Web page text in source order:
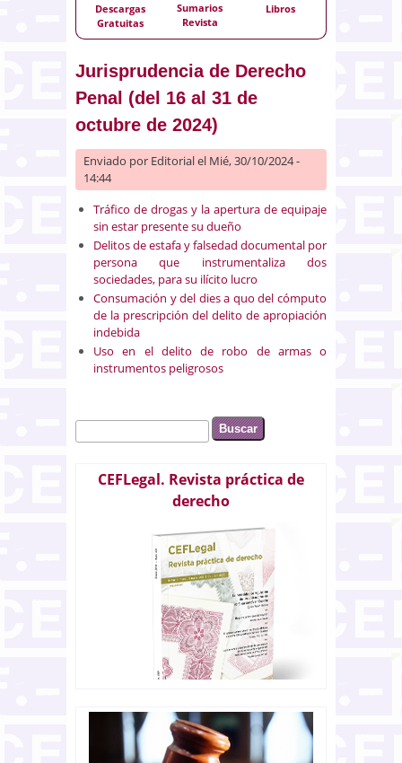
Descargas
Gratuitas
Sumarios
Revista
Libros
Jurisprudencia de Derecho
Penal (del 16 al 31 de
octubre de 2024)
Enviado por Editorialel Mié, 30/10/2024 -
14:44
Tráfico de drogas y la apertura de equipaje
sin estar presente su dueño
Delitos de estafa y falsedad documental por
persona que instrumentaliza dos
sociedades, para su ilícito lucro
Consumación y del dies a quo del cómputo
de la prescripción del delito de apropiación
indebida
Uso en el delito de robo de armas o
instrumentos peligrosos
Formulario de búsqueda
Buscar
CEFLegal. Revista práctica de
derecho